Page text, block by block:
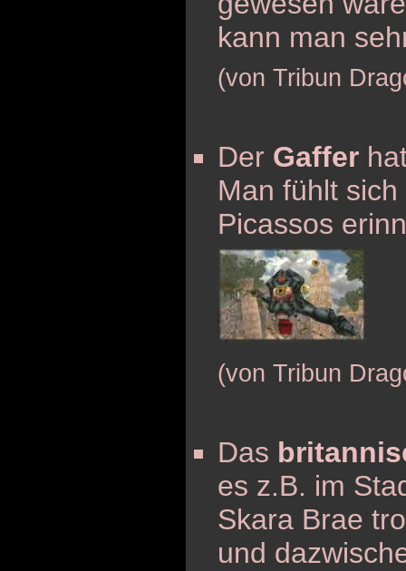
kann man
(von Tribun
Der Gaffer
Man fühlt
Picassos
(von Tribun
Das
es z.B. im
Skara Brae
und